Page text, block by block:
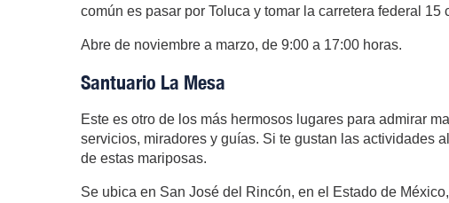
común es pasar por Toluca y tomar la carretera federal
Abre de noviembre a marzo, de 9:00 a 17:00 horas.
Santuario La Mesa
Este es otro de los más hermosos lugares para admirar
servicios, miradores y guías. Si te gustan las actividades
de estas mariposas.
Se ubica en San José del Rincón, en el Estado de